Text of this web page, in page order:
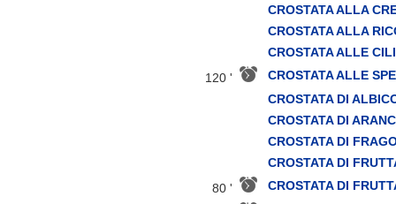
CROSTATA ALLA
CROSTATA ALLA
CROSTATA ALLE
120 '
CROSTATA ALLE
CROSTATA DI
CROSTATA DI
CROSTATA DI
CROSTATA DI
80 '
CROSTATA DI